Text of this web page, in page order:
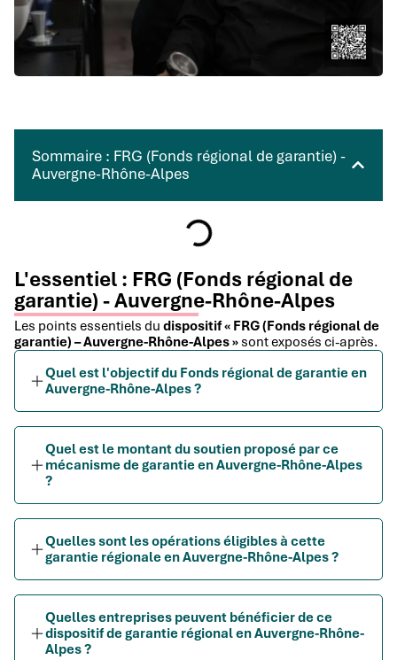
Sommaire : FRG (Fonds régional de garantie) -
Auvergne-Rhône-Alpes
L'essentiel : FRG (Fonds régional de
garantie) - Auvergne-Rhône-Alpes
Les points essentiels du dispositif « FRG (Fonds régional de
garantie) – Auvergne-Rhône-Alpes » sont exposés ci-après.
Quel est l'objectif du Fonds régional de garantie en
Auvergne-Rhône-Alpes ?
Quel est le montant du soutien proposé par ce
mécanisme de garantie en Auvergne-Rhône-Alpes
?
Quelles sont les opérations éligibles à cette
garantie régionale en Auvergne-Rhône-Alpes ?
Quelles entreprises peuvent bénéficier de ce
dispositif de garantie régional en Auvergne-Rhône-
Alpes ?